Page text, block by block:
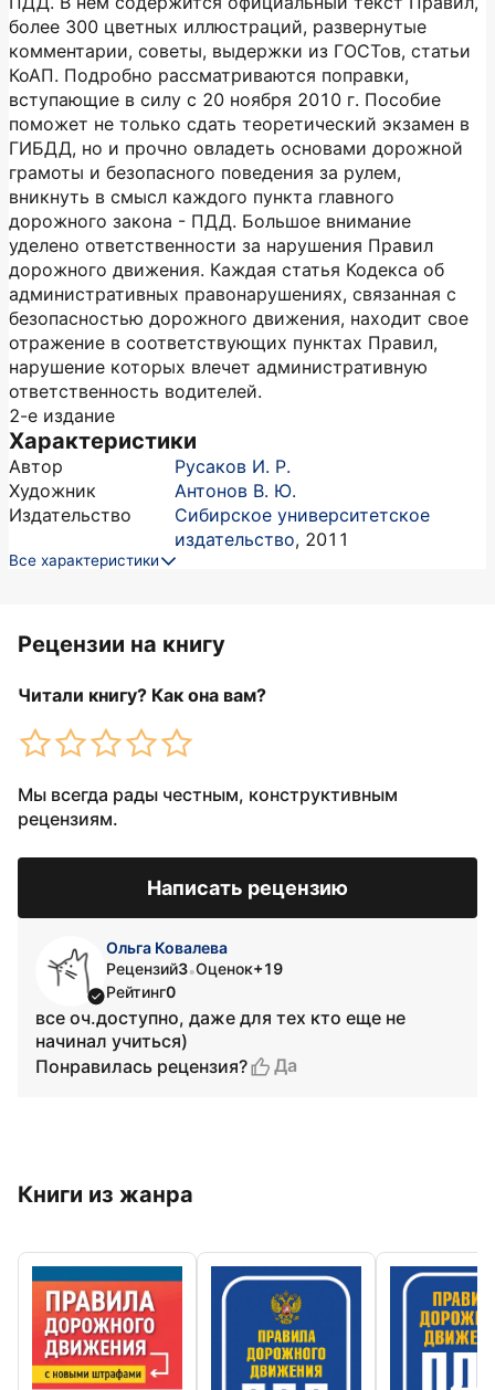
более 300 цветных иллюстраций, развернутые
комментарии, советы, выдержки из ГОСТов, статьи
КоАП. Подробно рассматриваются поправки,
вступающие в силу с 20 ноября 2010 г. Пособие
поможет не только сдать теоретический экзамен в
ГИБДД, но и прочно овладеть основами дорожной
грамоты и безопасного поведения за рулем,
вникнуть в смысл каждого пункта главного
дорожного закона - ПДД. Большое внимание
уделено ответственности за нарушения Правил
дорожного движения. Каждая статья Кодекса об
административных правонарушениях, связанная с
безопасностью дорожного движения, находит свое
отражение в соответствующих пунктах Правил,
нарушение которых влечет административную
ответственность водителей.
2-е издание
Характеристики
Автор
Русаков И. Р.
Художник
Антонов В. Ю.
Издательство
Сибирское университетское
издательство, 2011
Все характеристики
Рецензии на книгу
Читали книгу? Как она вам?
Мы всегда рады честным, конструктивным
рецензиям.
Написать рецензию
Ольга Ковалева
Рецензий3•Оценок+19
Рейтинг0
все оч.доступно, даже для тех кто еще не
начинал учиться)
Понравилась рецензия?
Да
Книги из жанра